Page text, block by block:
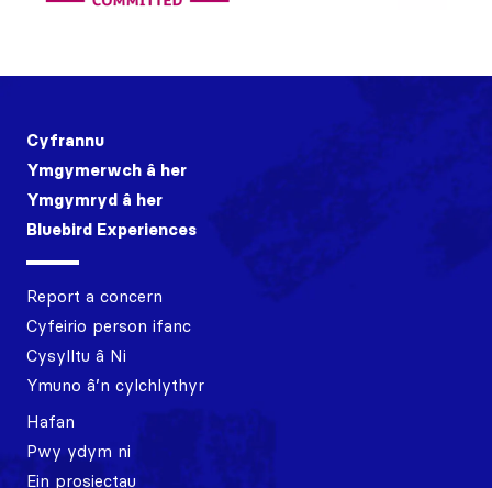
Cyfrannu
Ymgymerwch â her
Ymgymryd â her
Bluebird Experiences
Report a concern
Cyfeirio person ifanc
Cysylltu â Ni
Ymuno â’n cylchlythyr
Hafan
Pwy ydym ni
Ein prosiectau